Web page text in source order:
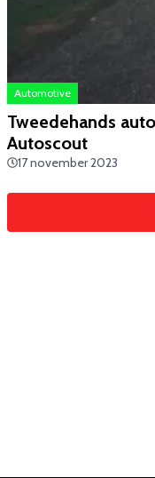
Automotive
Tweedehands
Autoscout
17 november 2023